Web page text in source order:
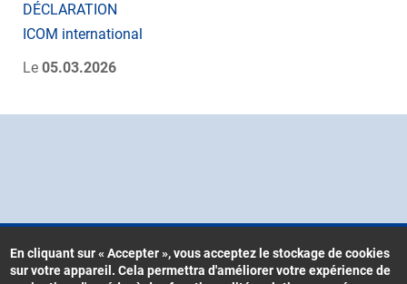
DÉCLARATION
ICOM international
Le 05.03.2026
En cliquant sur « Accepter », vous acceptez le stockage de cookies
sur votre appareil. Cela permettra d'améliorer votre expérience de